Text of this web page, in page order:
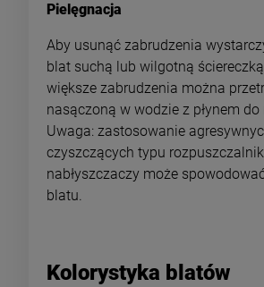
Pielęgnacja
Aby usunąć zabrudzenia
blat suchą lub wilgotną
większe zabrudzenia można
nasączoną w wodzie z płynem
Uwaga: zastosowanie
czyszczących typu
nabłyszczaczy może
blatu.
Kolorystyka blatów